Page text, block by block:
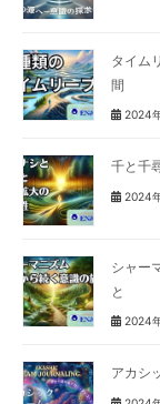
タイム
間
2024
千と千
2024
シャー
と
2024
アカシ